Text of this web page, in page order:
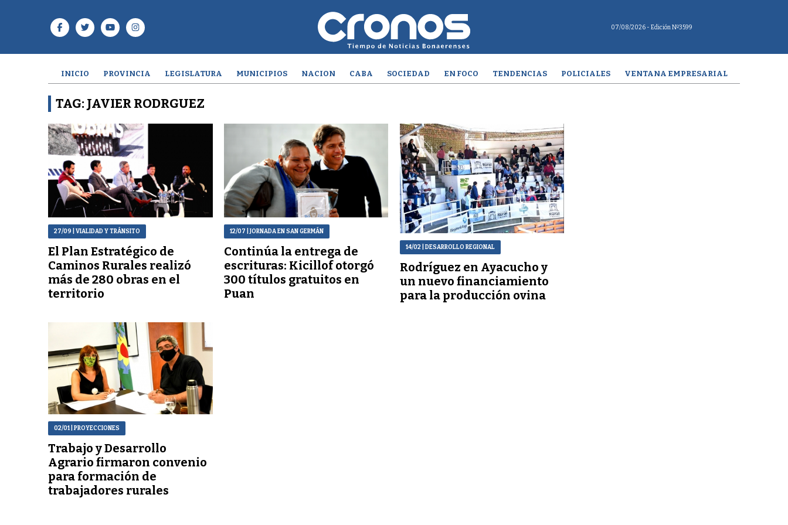
07/08/2026 - Edición Nº3599
INICIO PROVINCIA LEGISLATURA MUNICIPIOS NACION CABA SOCIEDAD EN FOCO TENDENCIAS POLICIALES VENTANA EMPRESARIAL
TAG: JAVIER RODRGUEZ
27/09 | VIALIDAD Y TRÁNSITO
El Plan Estratégico de
Caminos Rurales realizó
más de 280 obras en el
territorio
12/07 | JORNADA EN SAN GERMÁN
Continúa la entrega de
escrituras: Kicillof otorgó
300 títulos gratuitos en
Puan
14/02| DESARROLLO REGIONAL
Rodríguez en Ayacucho y
un nuevo financiamiento
para la producción ovina
02/01| PROYECCIONES
Trabajo y Desarrollo
Agrario firmaron convenio
para formación de
trabajadores rurales